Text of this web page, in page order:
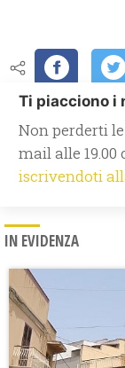
Ti piacciono i
Non perderti
mail alle
iscrivendoti
IN EVIDENZA